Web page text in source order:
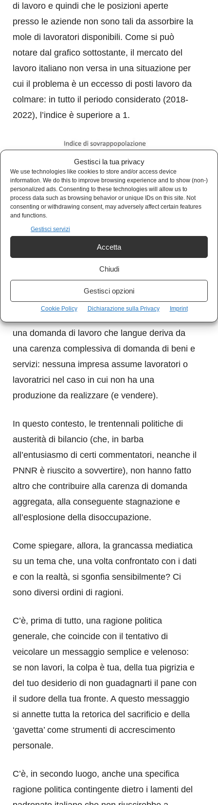
Gestisci la tua privacy
We use technologies like cookies to store and/or access device
information. We do this to improve browsing experience and to show (non-)
personalized ads. Consenting to these technologies will allow us to
process data such as browsing behavior or unique IDs on this site. Not
consenting or withdrawing consent, may adversely affect certain features
and functions.
Gestisci servizi
Accetta
Chiudi
Gestisci opzioni
Cookie Policy Dichiarazione sulla Privacy Imprint
di lavoro e quindi che le posizioni aperte
presso le aziende non sono tali da assorbire la
mole di lavoratori disponibili. Come si può
notare dal grafico sottostante, il mercato del
lavoro italiano non versa in una situazione per
cui il problema è un eccesso di posti lavoro da
colmare: in tutto il periodo considerato (2018-
2022), l’indice è superiore a 1.
Questi dati dimostrano come il problema della
disoccupazione in Italia dipenda quasi
esclusivamente dalla debolezza della domanda
una domanda di lavoro che langue deriva da
una carenza complessiva di domanda di beni e
servizi: nessuna impresa assume lavoratori o
lavoratrici nel caso in cui non ha una
produzione da realizzare (e vendere).
In questo contesto, le trentennali politiche di
austerità di bilancio (che, in barba
all’entusiasmo di certi commentatori, neanche il
PNNR è riuscito a sovvertire), non hanno fatto
altro che contribuire alla carenza di domanda
aggregata, alla conseguente stagnazione e
all’esplosione della disoccupazione.
Come spiegare, allora, la grancassa mediatica
su un tema che, una volta confrontato con i dati
e con la realtà, si sgonfia sensibilmente? Ci
sono diversi ordini di ragioni.
C’è, prima di tutto, una ragione politica
generale, che coincide con il tentativo di
veicolare un messaggio semplice e velenoso:
se non lavori, la colpa è tua, della tua pigrizia e
del tuo desiderio di non guadagnarti il pane con
il sudore della tua fronte. A questo messaggio
si annette tutta la retorica del sacrificio e della
‘gavetta’ come strumenti di accrescimento
personale.
C’è, in secondo luogo, anche una specifica
ragione politica contingente dietro i lamenti del